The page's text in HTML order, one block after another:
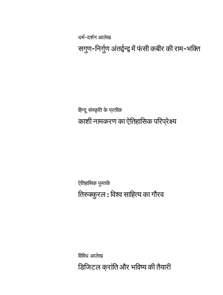
धर्म-दर्शन आलेख
सगुण-निर्गुण अंतर्द्वन्द्व में फंसी कबीर की राम-भक्ति
हिन्दू संस्कृति के प्रतीक
काशी नामकरण का ऐतिहासिक परिप्रेक्ष्य
ऐतिहासिक पुस्तकें
तिरुक्कुरल : विश्व साहित्य का गौरव
विविध आलेख
डिजिटल क्रांति और भविष्य की तैयारी